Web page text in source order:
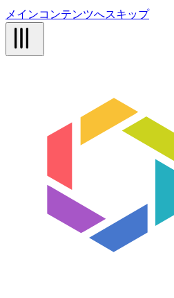
メインコンテンツへスキップ